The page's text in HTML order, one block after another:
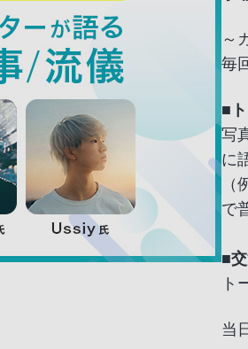
～
毎
■
写
に
で
■
ト
当